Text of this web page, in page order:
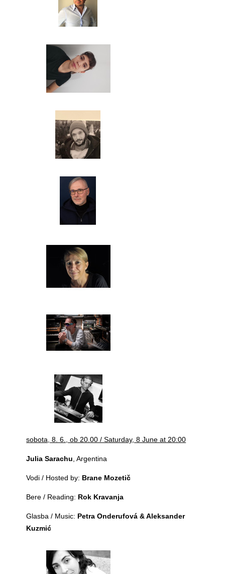
sobota, 8. 6., ob 20.00 / Saturday, 8 June at 20:00
Julia Sarachu , Argentina
Vodi / Hosted by: Brane Mozetič
Bere / Reading: Rok Kravanja
Glasba / Music: Petra Onderufová & Aleksander
Kuzmić